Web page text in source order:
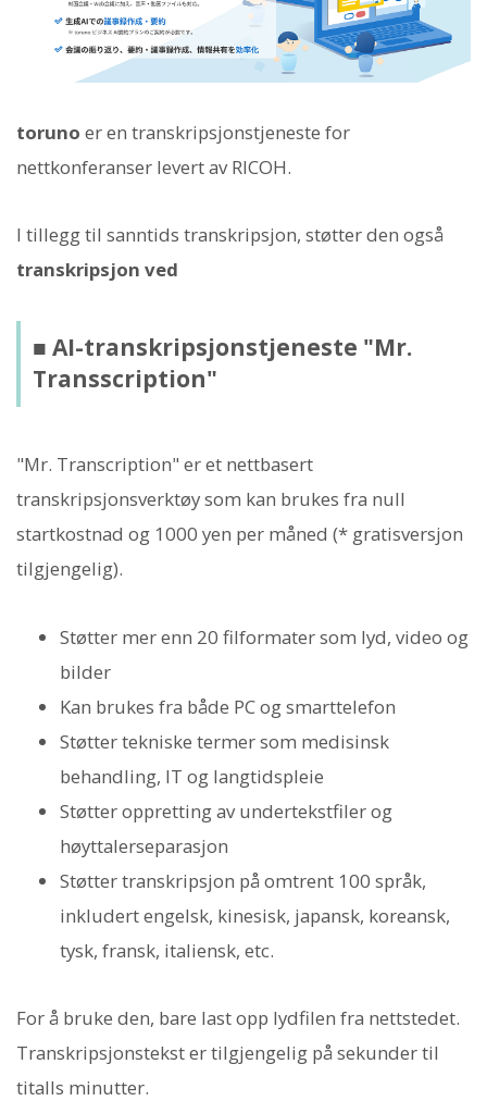
toruno er en transkripsjonstjeneste for
nettkonferanser levert av RICOH.
I tillegg til sanntids transkripsjon, støtter den også
transkripsjon ved
■ AI-transkripsjonstjeneste "Mr.
Transscription"
"Mr. Transcription" er et nettbasert
transkripsjonsverktøy som kan brukes fra null
startkostnad og 1000 yen per måned (* gratisversjon
tilgjengelig).
Støtter mer enn 20 filformater som lyd, video og
bilder
Kan brukes fra både PC og smarttelefon
Støtter tekniske termer som medisinsk
behandling, IT og langtidspleie
Støtter oppretting av undertekstfiler og
høyttalerseparasjon
Støtter transkripsjon på omtrent 100 språk,
inkludert engelsk, kinesisk, japansk, koreansk,
tysk, fransk, italiensk, etc.
For å bruke den, bare last opp lydfilen fra nettstedet.
Transkripsjonstekst er tilgjengelig på sekunder til
titalls minutter.